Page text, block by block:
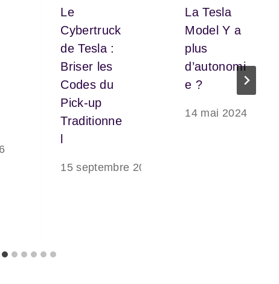
Le
Cybertruck
de Tesla :
Briser les
Codes du
Pick-up
Traditionne
15 septembre 2023
La Tesla
Model Y a
plus
d’autonomi
e ?
14 mai 2024